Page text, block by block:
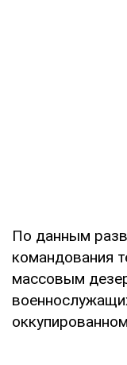
По данным
командования
массовым